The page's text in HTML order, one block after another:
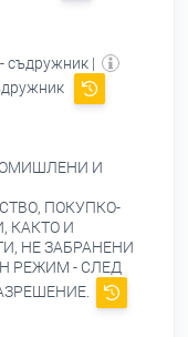
съдружник |
И
ПОКУПКО-
КАКТО И
НЕ ЗАБРАНЕНИ
РЕЖИМ - СЛЕД